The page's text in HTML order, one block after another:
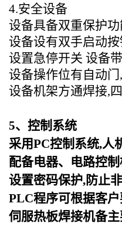
4.安全设备
设备具备双重保护功
设备设有双手启动按
设置急停开关 设备
设备操作位有自动门
设备机架方通焊接,
5、控制系统
采用PC控制系统,人
配备电器、电路控制
设置密码保护,防止
PLC程序可根据客户
伺服热板焊接机备主